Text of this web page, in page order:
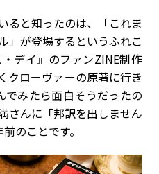
ると知ったのは、「これま
」が登場するというふれこ
デイ』のファンZINE制作
クローヴァーの原著に行き
でみたら面白そうだったの
さんに「邦訳を出しません
のことです。